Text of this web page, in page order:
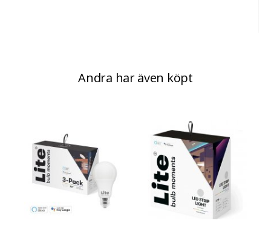
Andra har även köpt